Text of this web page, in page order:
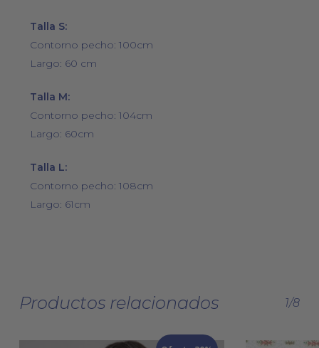
Talla S:
Contorno pecho: 100cm
Largo: 60 cm
Talla M:
Contorno pecho: 104cm
Largo: 60cm
Talla L:
Contorno pecho: 108cm
Largo: 61cm
Productos relacionados 1/8